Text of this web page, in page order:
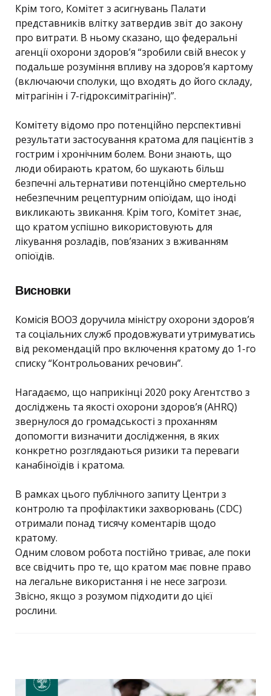
Крім того, Комітет з асигнувань Палати
представників влітку затвердив звіт до закону
про витрати. В ньому сказано, що федеральні
агенції охорони здоров’я “зробили свій внесок у
подальше розуміння впливу на здоров’я картому
(включаючи сполуки, що входять до його складу,
мітрагінін і 7-гідроксимітрагінін)”.
Комітету відомо про потенційно перспективні
результати застосування кратома для пацієнтів з
гострим і хронічним болем. Вони знають, що
люди обирають кратом, бо шукають більш
безпечні альтернативи потенційно смертельно
небезпечним рецептурним опіоїдам, що іноді
викликають звикання. Крім того, Комітет знає,
що кратом успішно використовують для
лікування розладів, пов’язаних з вживанням
опіоїдів.
Висновки
Комісія ВООЗ доручила міністру охорони здоров’я
та соціальних служб продовжувати утримуватись
від рекомендацій про включення кратому до 1-го
списку “Контрольованих речовин”.
Нагадаємо, що наприкінці 2020 року Агентство з
досліджень та якості охорони здоров’я (AHRQ)
звернулося до громадськості з проханням
допомогти визначити дослідження, в яких
конкретно розглядаються ризики та переваги
канабіноїдів і кратома.
В рамках цього публічного запиту Центри з
контролю та профілактики захворювань (CDC)
отримали понад тисячу коментарів щодо
кратому.
Одним словом робота постійно триває, але поки
все свідчить про те, що кратом має повне право
на легальне використання і не несе загрози.
Звісно, якщо з розумом підходити до цієї
рослини.